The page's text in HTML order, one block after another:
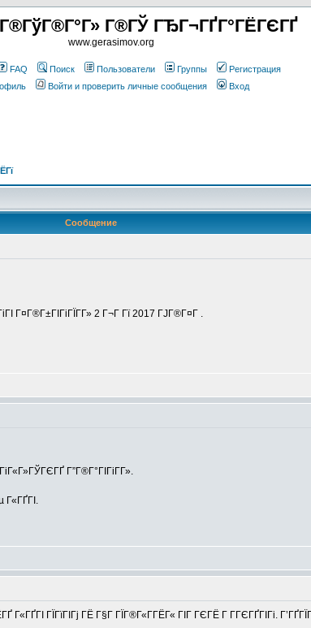
Г®ГЎ ГЂГ¬ГҐГ°ГЁГЄГҐ
www.gerasimov.org
FAQ Поиск Пользователи Группы
Регистрация
Войти и проверить личные сообщения Вход
Сообщение
Г¤Г®Г±ГІГіГЇГ­Г» 2 Г¬Г Гї 2017 ГЈГ®Г¤Г .
Г”Г®Г°ГІГіГ­Г».
Г«ГҐГІ.
ГЇГїГІГј ГЁ Г§Г ГЇГ®Г«Г­ГЁГ« ГІГ ГЄГЁ Г Г­ГЄГҐГІГі.